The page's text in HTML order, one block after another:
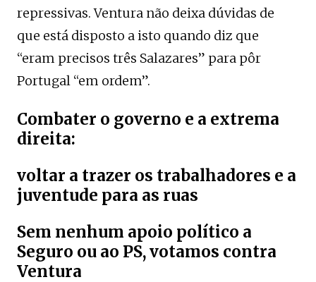
repressivas. Ventura não deixa dúvidas de
que está disposto a isto quando diz que
“eram precisos três Salazares” para pôr
Portugal “em ordem”.
Combater o governo e a extrema
direita:
voltar a trazer os trabalhadores e a
juventude para as ruas
Sem nenhum apoio político a
Seguro ou ao PS, votamos contra
Ventura